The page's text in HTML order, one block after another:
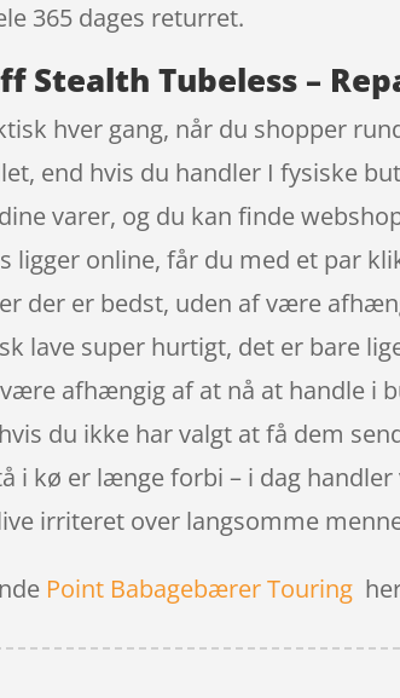
365 dages returret.
Stealth Tubeless –
hver gang, når du shopper
end hvis du handler I fysiske
varer, og du kan finde
ligger online, får du med et par
der er bedst, uden af være
lave super hurtigt, det er bare
afhængig af at nå at handle i
du ikke har valgt at få dem
i kø er længe forbi – i dag
irriteret over langsomme
Point Babagebærer Touring